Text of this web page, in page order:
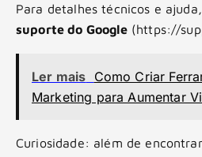
Para detalhes técnicos e
suporte do Google(https://
Ler mais Como Criar
Marketing para Aumentar
Curiosidade: além de